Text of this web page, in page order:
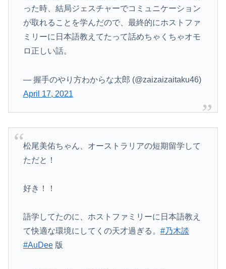
った時、結局ジェスチャーでコミュニケーション
が取れることを学んだので、最終的にホストファ
ミリーに日本語教えてたって話めちゃくちゃオモ
ロ正しい話。
— 握手のやり方わからな太郎 (@zaizaizaitaku46)
April 17, 2021
松尾美佑ちゃん、オーストラリアの短期留学して
ただと！
好き！！
語学してたのに、ホストファミリーに日本語教え
て快適な環境にしてくの天才過ぎる。 #乃木談
#AuDee版